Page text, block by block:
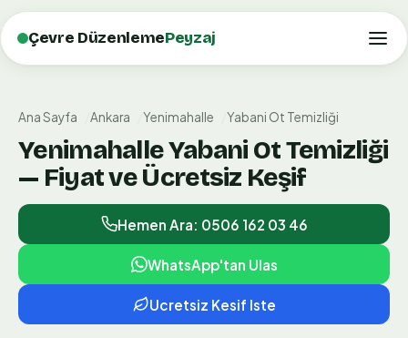
Çevre DüzenlemePeyzaj
Ana Sayfa Ankara Yenimahalle Yabani Ot Temizliği
Yenimahalle Yabani Ot Temizliği
— Fiyat ve Ücretsiz Keşif
Hemen Ara: 0506 162 03 46
WhatsApp'tan Ulas
Ucretsiz Kesif Iste